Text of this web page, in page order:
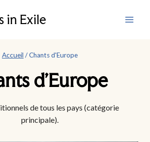
in Exile
Accueil /Chants d'Europe
d’Europe
de tous les pays (catégorie
principale).